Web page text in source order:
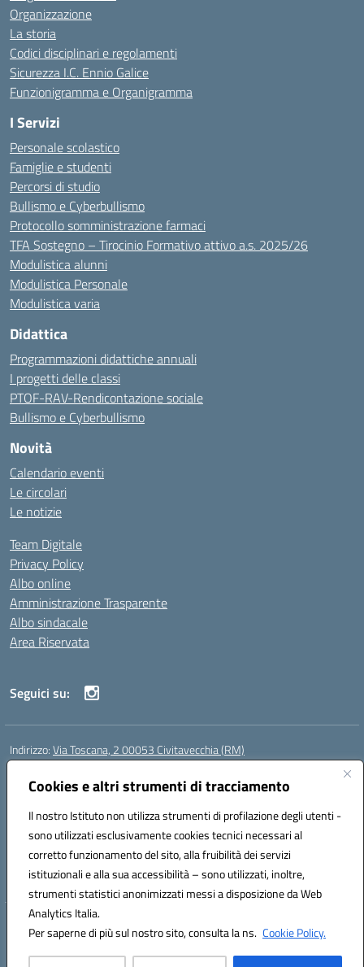
Cookies e altri strumenti di tracciamento
Il nostro Istituto non utilizza strumenti di profilazione degli utenti -
sono utilizzati esclusivamente cookies tecnici necessari al
corretto funzionamento del sito, alla fruibilità dei servizi
istituzionali e alla sua accessibilità – sono utilizzati, inoltre,
strumenti statistici anonimizzati messi a disposizione da Web
Analytics Italia.
Per saperne di più sul nostro sito, consulta la ns. Cookie Policy.
Organizzazione
La storia
Codici disciplinari e regolamenti
Sicurezza I.C. Ennio Galice
Funzionigramma e Organigramma
I Servizi
Personale scolastico
Famiglie e studenti
Percorsi di studio
Bullismo e Cyberbullismo
Protocollo somministrazione farmaci
TFA Sostegno – Tirocinio Formativo attivo a.s. 2025/26
Modulistica alunni
Modulistica Personale
Modulistica varia
Didattica
Programmazioni didattiche annuali
I progetti delle classi
PTOF-RAV-Rendicontazione sociale
Bullismo e Cyberbullismo
Novità
Calendario eventi
Le circolari
Le notizie
Team Digitale
Privacy Policy
Albo online
Amministrazione Trasparente
Albo sindacale
Area Riservata
Seguici su:
Indirizzo:Via Toscana, 2 00053 Civitavecchia (RM)
Centralino:
Posta elettronica certificata (PEC):rmic8b900g@pec.istruzione.it
Codice fiscale: 91038380589
Codice meccanografico:RMIC8B900G
Codice Indice delle Pubbliche Amministrazioni (IPA): istsc_rmic8b900g
Codice unico di fatturazione (CUF): UFP4NO
Hosting & Powered by 3D Solution S.r.l.
Concept & Design by Designers Italia